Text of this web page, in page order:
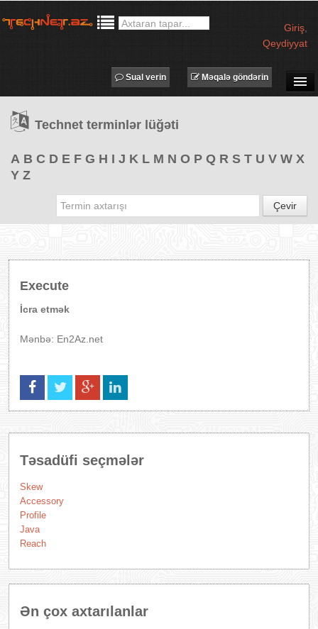
Giriş
Qeydiyyat
TƏDBİRLƏR
PROQRAMLAR
Məqalə göndərin
Sual verin
Technet terminlər lüğəti
A B C D E F G H I J K L M N O P Q R S T U V W X
Y Z
Çevir
Execute
İcra etmək
Mənbə: En2Az.net
Təsadüfi seçmələr
Skew
Accessory
Profile
Java
Reach
Ən çox axtarılanlar